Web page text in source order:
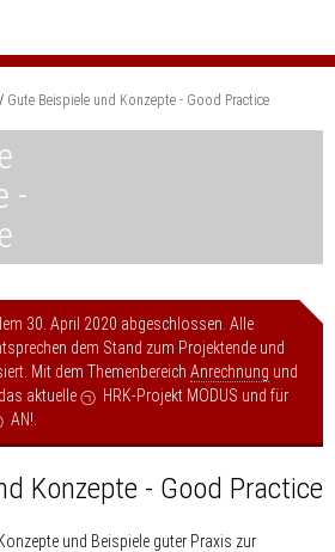
Gute Beispiele und Konzepte - Good Practice
-
30. April 2020 abgeschlossen. Alle
dem Stand zum Projektende und
Mit dem Themenbereich Anrechnung und
aktuelle HRK-Projekt MODUS und für
AN!
Konzepte - Good Practice
und Beispiele guter Praxis zur